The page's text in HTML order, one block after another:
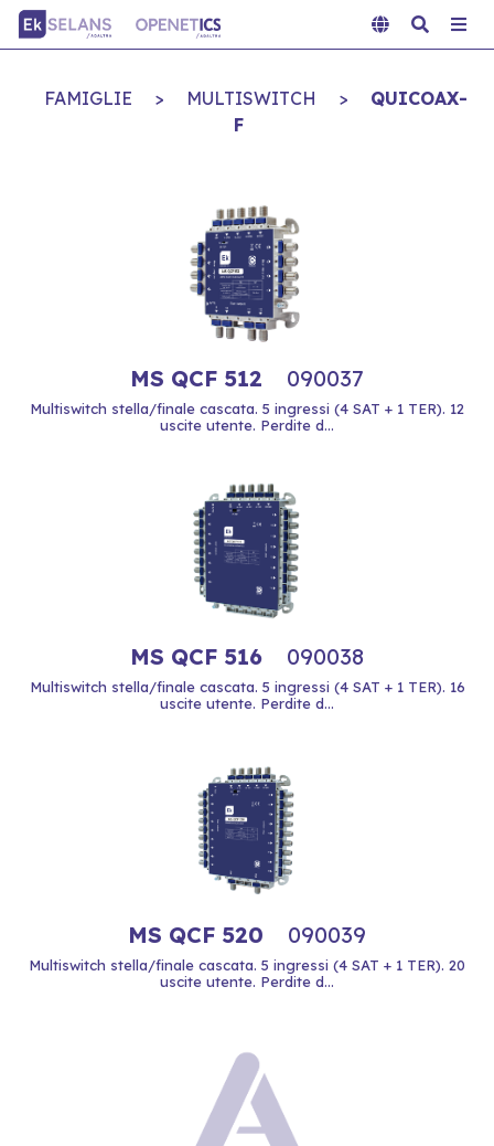
FAMIGLIE > MULTISWITCH >
QUICOAX-
F
MS QCF 512 090037
Multiswitch stella/finale cascata. 5 ingressi (4 SAT + 1 TER). 12
uscite utente. Perdite d...
MS QCF 516 090038
Multiswitch stella/finale cascata. 5 ingressi (4 SAT + 1 TER). 16
uscite utente. Perdite d...
MS QCF 520 090039
Multiswitch stella/finale cascata. 5 ingressi (4 SAT + 1 TER). 20
uscite utente. Perdite d...